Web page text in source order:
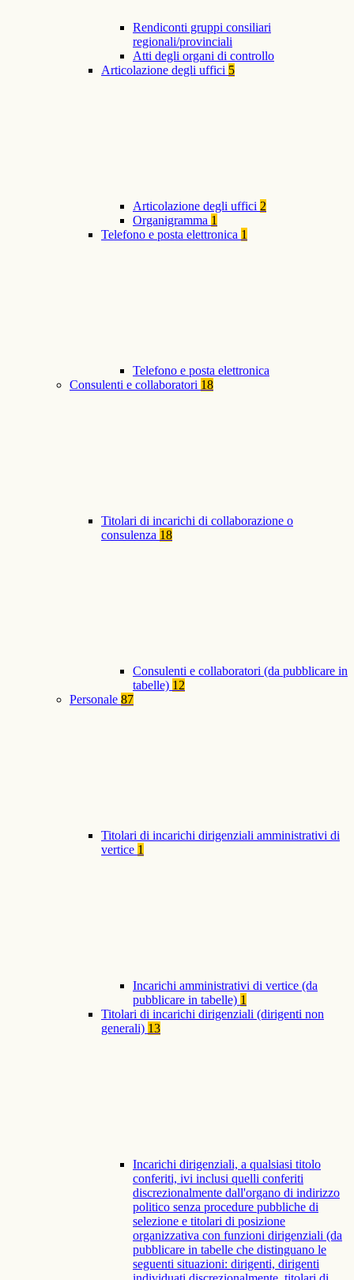
Rendiconti gruppi consiliari
regionali/provinciali
Atti degli organi di controllo
Articolazione degli uffici 5
Articolazione degli uffici 2
Organigramma 1
Telefono e posta elettronica 1
Telefono e posta elettronica
Consulenti e collaboratori 18
Titolari di incarichi di collaborazione o
consulenza 18
Consulenti e collaboratori (da pubblicare in
tabelle) 12
Personale 87
Titolari di incarichi dirigenziali amministrativi di
vertice 1
Incarichi amministrativi di vertice (da
pubblicare in tabelle) 1
Titolari di incarichi dirigenziali (dirigenti non
generali) 13
Incarichi dirigenziali, a qualsiasi titolo
conferiti, ivi inclusi quelli conferiti
discrezionalmente dall'organo di indirizzo
politico senza procedure pubbliche di
selezione e titolari di posizione
organizzativa con funzioni dirigenziali (da
pubblicare in tabelle che distinguano le
seguenti situazioni: dirigenti, dirigenti